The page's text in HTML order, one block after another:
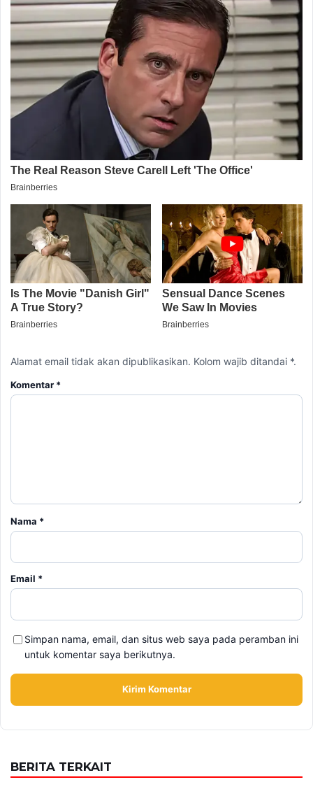
Alamat email tidak akan dipublikasikan. Kolom wajib ditandai *.
Komentar *
Nama *
Email *
Simpan nama, email, dan situs web saya pada peramban ini
untuk komentar saya berikutnya.
BERITA TERKAIT